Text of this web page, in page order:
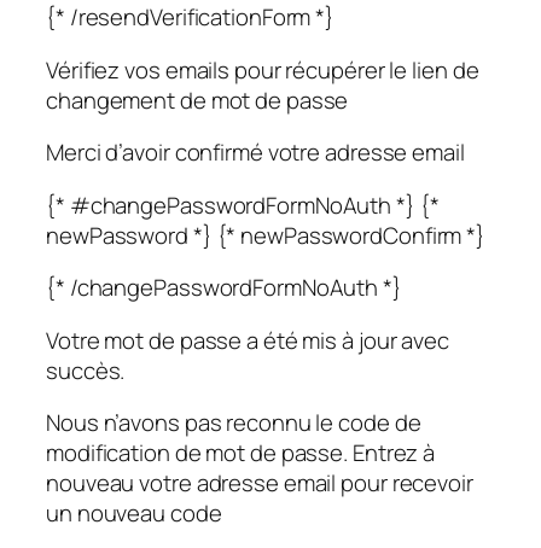
{* /resendVerificationForm *}
Vérifiez vos emails pour récupérer le lien de
changement de mot de passe
Merci d’avoir confirmé votre adresse email
{* #changePasswordFormNoAuth *} {*
newPassword *} {* newPasswordConfirm *}
{* /changePasswordFormNoAuth *}
Votre mot de passe a été mis à jour avec
succès.
Nous n’avons pas reconnu le code de
modification de mot de passe. Entrez à
nouveau votre adresse email pour recevoir
un nouveau code